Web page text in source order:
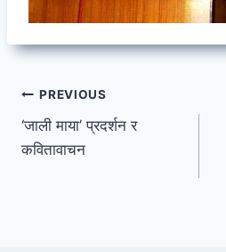
Post
navigation
PREVIOUS
‘जाली माया’ प्रदर्शन र
कवितावाचन